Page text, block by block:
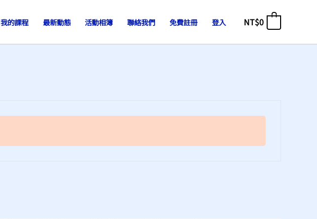
我的課程 最新動態 活動相簿 聯絡我們 免費註冊 登入 NT$0